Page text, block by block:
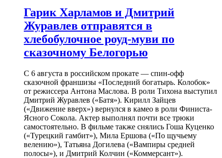
Гарик Харламов и Дмитрий
Журавлев отправятся в
хлебобулочное роуд-муви по
сказочному Белогорью
С 6 августа в российском прокате — спин-офф
сказочной франшизы «Последний богатырь. Колобок»
от режиссера Антона Маслова. В роли Тихона выступил
Дмитрий Журавлев («Батя»). Кирилл Зайцев
(«Движение вверх») вернулся в камео в роли Финиста-
Ясного Сокола. Актер выполнял почти все трюки
самостоятельно. В фильме также снялись Гоша Куценко
(«Турецкий гамбит»), Мила Ершова («По щучьему
велению»), Татьяна Догилева («Вампиры средней
полосы»), и Дмитрий Колчин («Коммерсант»).